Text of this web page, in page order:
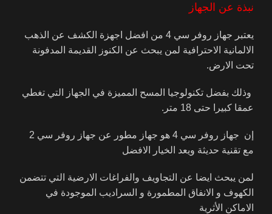
نبذة عن الجهاز
يعتبر جهاز روفر سي 4 من افضل اجهزة الكشف عن الذهب
الالمانية الاحترافية لمن يبحث عن الكنوز القديمة المدفونة
تحت الارض.
وذلك بفضل تكنولوجيا المسح المميزة في الجهاز التي تغطي
عمقا كبيرا حتى 18 متر.
إن جهاز روفر سي 4 هو جهاز مطور عن جهاز روفر سي 2
مع تقنية حديثة ويعد الخيار الافضل
لمن يبحث ايضا عن التجاويف والفراغات الارضية التي تتضمن
الكهوف و الانفاق المطمورة و السراديب الموجودة في
الاماكن الأثرية